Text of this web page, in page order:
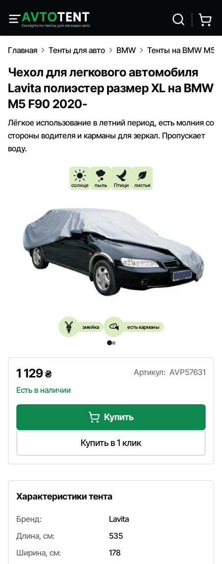
Главная Тенты для авто BMW Тенты на BMW M5
Чехол для легкового автомобиля
Lavita полиэстер размер XL на BMW
M5 F90 2020-
Лёгкое использование в летний период, есть молния со
стороны водителя и карманы для зеркал. Пропускает
воду.
солнце пыль Птици листья
змейка есть карманы
1 129₴
Есть в наличии
Артикул: AVP57631
Купить
Купить в 1 клик
Характеристики тента
Бренд:
Lavita
Длина, см:
535
Ширина, см:
178